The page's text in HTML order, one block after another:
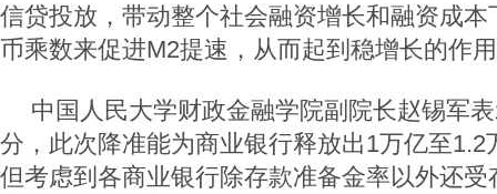
信贷投放，带动整个社会融资增长和融资成
币乘数来促进M2提速，从而起到稳增长的作
中国人民大学财政金融学院副院长赵锡军
分，此次降准能为商业银行释放出1万亿至1.2
但考虑到各商业银行除存款准备金率以外还